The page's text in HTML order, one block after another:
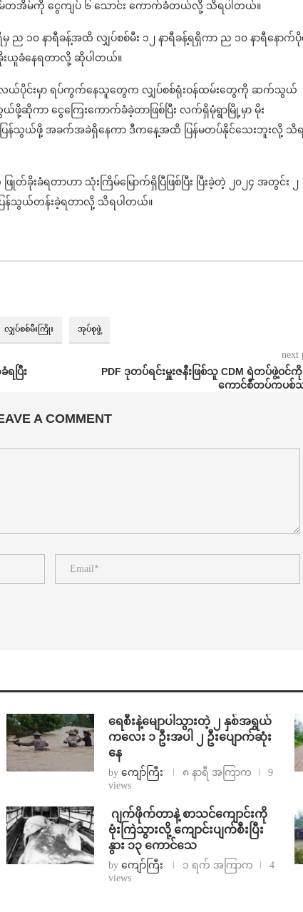
မ်တအိမ်ကို ငွေကျပ် ၆ သောင်း ကောက်ခံတယ်လို့ သိရပါတယ်။
ည ၁၀ နာရီခန့်အထိ လျှပ်စစ်မီး ၁၂ နာရီခန့်ရရှိကာ ည ၁၀ နာရီနောက်ပို
ခိုးယူခံနေရတာလို့ ဆိုပါတယ်။
ေ့လယ်ပိုင်းမှာ ရပ်ကွက်နေသူတွေက လျှပ်စစ်ရုံးဝန်ထမ်းတွေကို ဆက်သွယ်
ယ်ဖို့ဆိုကာ ငွေကြေးကောက်ခံခဲ့တာဖြစ်ပြီး လက်ရှိမုံရွာမြို့မှာ မိုး
ပြန်သွယ်ဖို့ အခက်အခဲရှိနေကာ ဒီကနေ့အထိ ပြန်မတပ်နိုင်သေးဘူးလို့ သိရ
ခိုးခံရတာဟာ သုံးကြိမ်မြောက်ရှိပြီဖြစ်ပြီး ပြီးခဲ့တဲ့ ၂၀၂၄ အတွင်း ၂
ပြန်သွယ်တန်းခဲ့ရတာလို့ သိရပါတယ်။
လျှပ်စစ်မီးကြိုး အုပ်စုဖွဲ့
ပြီး
next
PDF ဒုတပ်ရင်းမှူးဇနီးဖြစ်သူ CDM ရဲတပ်ဖွဲ့ဝင်
ကောင်စီတပ်ကပ
A COMMENT
ရေစီးနဲ့မျောပါသွားတဲ့ ၂ နှစ်အရွယ်
ကလေး ၁ ဦးအပါ ၂ ဦးပျောက်ဆုံး
နေ
by ကျော်ကြီး ၈ နာရီ အကြာက
9
views
⁨⁩ ⁨ဂျက်ဖိုက်တာနဲ့ စာသင်ကျောင်းကို
ဗုံးကြဲသွားလို့ ကျောင်းပျက်စီးပြီး
နွား ၁၃ ကောင်သေ
by ကျော်ကြီး ၁ ရက် အကြာက
4
views